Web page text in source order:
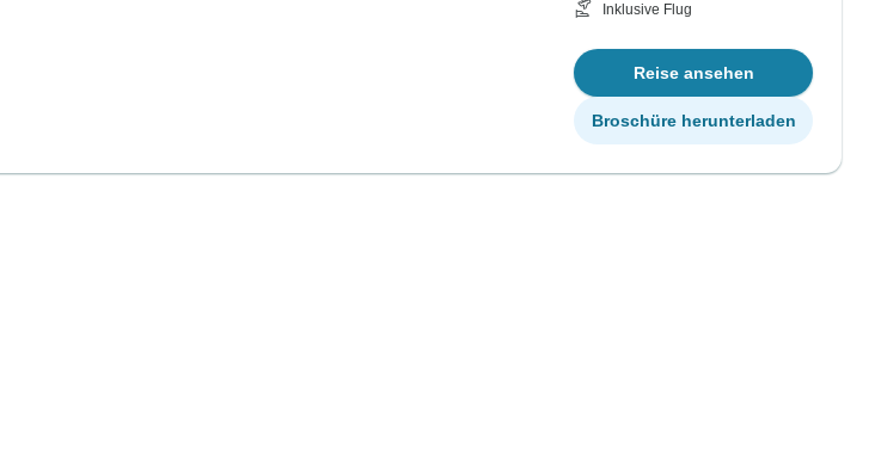
Inklusive Flug
Reise ansehen
Broschüre herunterladen